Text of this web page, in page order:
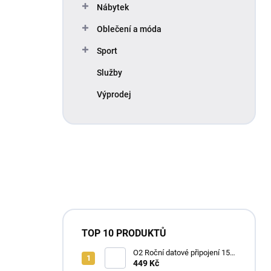
Nábytek
Oblečení a móda
Sport
Služby
Výprodej
TOP 10 PRODUKTŮ
O2 Roční datové připojení 15
GB
449 Kč